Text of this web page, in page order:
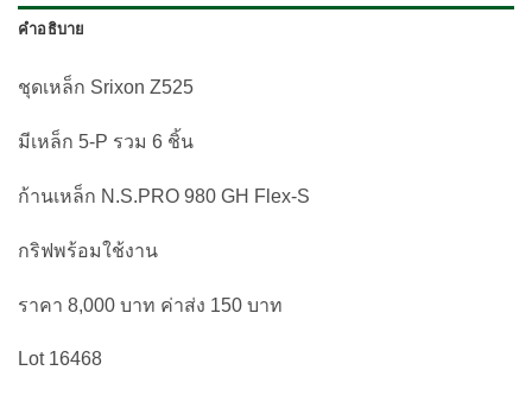
คำอธิบาย
ชุดเหล็ก Srixon Z525
มีเหล็ก 5-P รวม 6 ชิ้น
ก้านเหล็ก N.S.PRO 980 GH Flex-S
กริฟพร้อมใช้งาน
ราคา 8,000 บาท ค่าส่ง 150 บาท
Lot 16468